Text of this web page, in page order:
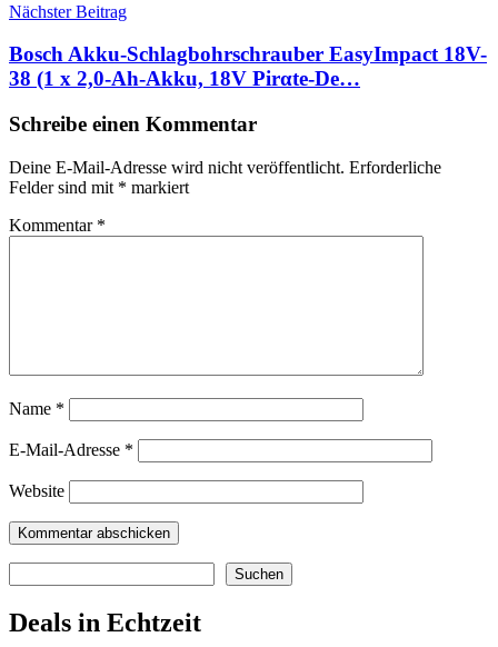
Nächster Beitrag
Bosch Akku-Schlagbohrschrauber EasyImpact 18V-
38 (1 x 2,0-Ah-Akku, 18V Pirαtе-Dе…
Schreibe einen Kommentar
Deine E-Mail-Adresse wird nicht veröffentlicht. Erforderliche
Felder sind mit * markiert
Kommentar *
Name *
E-Mail-Adresse *
Website
Suchen
Deals in Echtzeit